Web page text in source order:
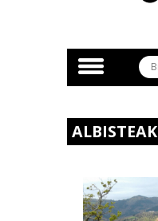
ALBISTEAK